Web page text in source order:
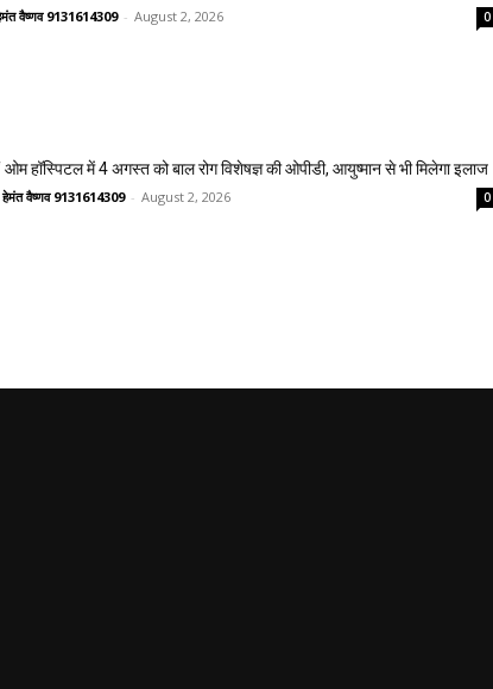
वैष्णव 9131614309 - August 2, 2026 0
ओम हॉस्पिटल में 4 अगस्त को बाल रोग विशेषज्ञ की ओपीडी, आयुष्मान से भी मिलेगा इलाज
हेमंत वैष्णव 9131614309 - August 2, 2026 0